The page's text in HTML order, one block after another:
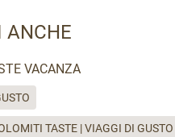
ANCHE
VACANZA
TASTE | VIAGGI DI GUSTO